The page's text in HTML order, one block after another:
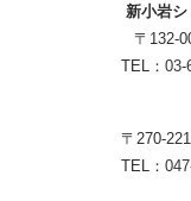
新小岩
〒132-
TEL： 03-
〒270-
TEL：